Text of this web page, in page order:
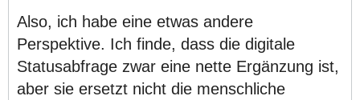
Also, ich habe eine etwas andere
Perspektive. Ich finde, dass die digitale
Statusabfrage zwar eine nette Ergänzung ist,
aber sie ersetzt nicht die menschliche